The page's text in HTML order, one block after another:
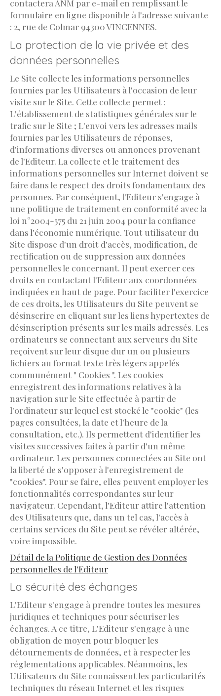
contactera ANM par e-mail en remplissant le
formulaire en ligne disponible à l'adresse suivante
: 2, rue de Colmar 94300 VINCENNES.
La protection de la vie privée et des
données personnelles
Le Site collecte les informations personnelles
fournies par les Utilisateurs à l'occasion de leur
visite sur le Site. Cette collecte permet :
L'établissement de statistiques générales sur le
trafic sur le Site ; L'envoi vers les adresses mails
fournies par les Utilisateurs de réponses,
d'informations diverses ou annonces provenant
de l'Editeur. La collecte et le traitement des
informations personnelles sur Internet doivent se
faire dans le respect des droits fondamentaux des
personnes. Par conséquent, l'Editeur s'engage à
une politique de traitement en conformité avec la
loi n°2004-575 du 21 juin 2004 pour la confiance
dans l'économie numérique. Tout utilisateur du
Site dispose d'un droit d'accès, modification, de
rectification ou de suppression aux données
personnelles le concernant. Il peut exercer ces
droits en contactant l'Editeur aux coordonnées
indiquées en haut de page. Pour faciliter l'exercice
de ces droits, les Utilisateurs du Site peuvent se
désinscrire en cliquant sur les liens hypertextes de
désinscription présents sur les mails adressés. Les
ordinateurs se connectant aux serveurs du Site
reçoivent sur leur disque dur un ou plusieurs
fichiers au format texte très légers appelés
communément " Cookies ". Les cookies
enregistrent des informations relatives à la
navigation sur le Site effectuée à partir de
l'ordinateur sur lequel est stocké le "cookie" (les
pages consultées, la date et l'heure de la
consultation, etc.). Ils permettent d'identifier les
visites successives faites à partir d'un même
ordinateur. Les personnes connectées au Site ont
la liberté de s'opposer à l'enregistrement de
"cookies". Pour se faire, elles peuvent employer les
fonctionnalités correspondantes sur leur
navigateur. Cependant, l'Editeur attire l'attention
des Utilisateurs que, dans un tel cas, l'accès à
certains services du Site peut se révéler altérée,
voire impossible.
Détail de la Politique de Gestion des Données
personnelles de l'Editeur
La sécurité des échanges
L'Editeur s'engage à prendre toutes les mesures
juridiques et techniques pour sécuriser les
échanges. A ce titre, L'Editeur s'engage à une
obligation de moyen pour bloquer les
détournements de données, et à respecter les
réglementations applicables. Néanmoins, les
Utilisateurs du Site connaissent les particularités
techniques du réseau Internet et les risques